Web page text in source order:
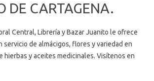
DE CARTAGENA.
Central, Librería y Bazar Juanito le ofrece
de almácigos, flores y variedad en
hierbas y aceites medicinales. Visítenos en